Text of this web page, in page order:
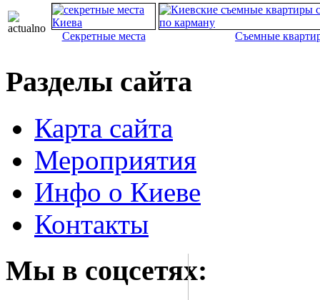
Секретные места Съемные
Разделы сайта
Карта сайта
Мероприятия
Инфо о Киеве
Контакты
Мы в соцсетях: